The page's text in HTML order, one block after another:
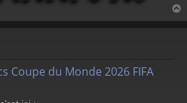
a
Coupe du Monde 2026 FIFA